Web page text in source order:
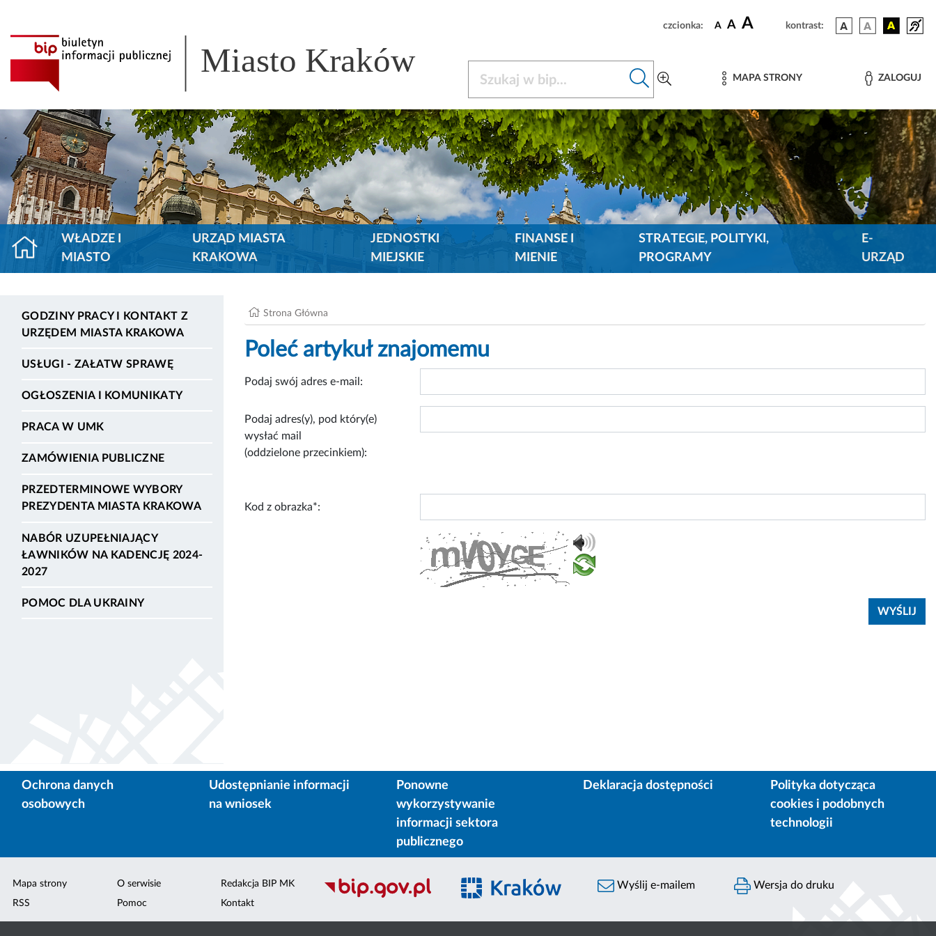
czcionka: A A A kontrast:
Miasto Kraków MAPA STRONY ZALOGUJ
WŁADZE I
MIASTO
URZĄD MIASTA
KRAKOWA
JEDNOSTKI
MIEJSKIE
FINANSE I
MIENIE
STRATEGIE, POLITYKI,
PROGRAMY
E-
URZĄD
GODZINY PRACY I KONTAKT Z
URZĘDEM MIASTA KRAKOWA
USŁUGI - ZAŁATW SPRAWĘ
OGŁOSZENIA I KOMUNIKATY
PRACA W UMK
ZAMÓWIENIA PUBLICZNE
PRZEDTERMINOWE WYBORY
PREZYDENTA MIASTA KRAKOWA
NABÓR UZUPEŁNIAJĄCY
ŁAWNIKÓW NA KADENCJĘ 2024-
2027
POMOC DLA UKRAINY
Strona Główna
Poleć artykuł znajomemu
Podaj swój adres e-mail:
Podaj adres(y), pod który(e)
wysłać mail
(oddzielone przecinkiem):
Kod z obrazka*:
Ochrona danych
osobowych
Udostępnianie informacji
na wniosek
Ponowne
wykorzystywanie
informacji sektora
publicznego
Deklaracja dostępności
Polityka dotycząca
cookies i podobnych
technologii
Mapa strony
RSS
O serwisie
Pomoc
Redakcja BIP MK
Kontakt
Wyślij e-mailem Wersja do druku